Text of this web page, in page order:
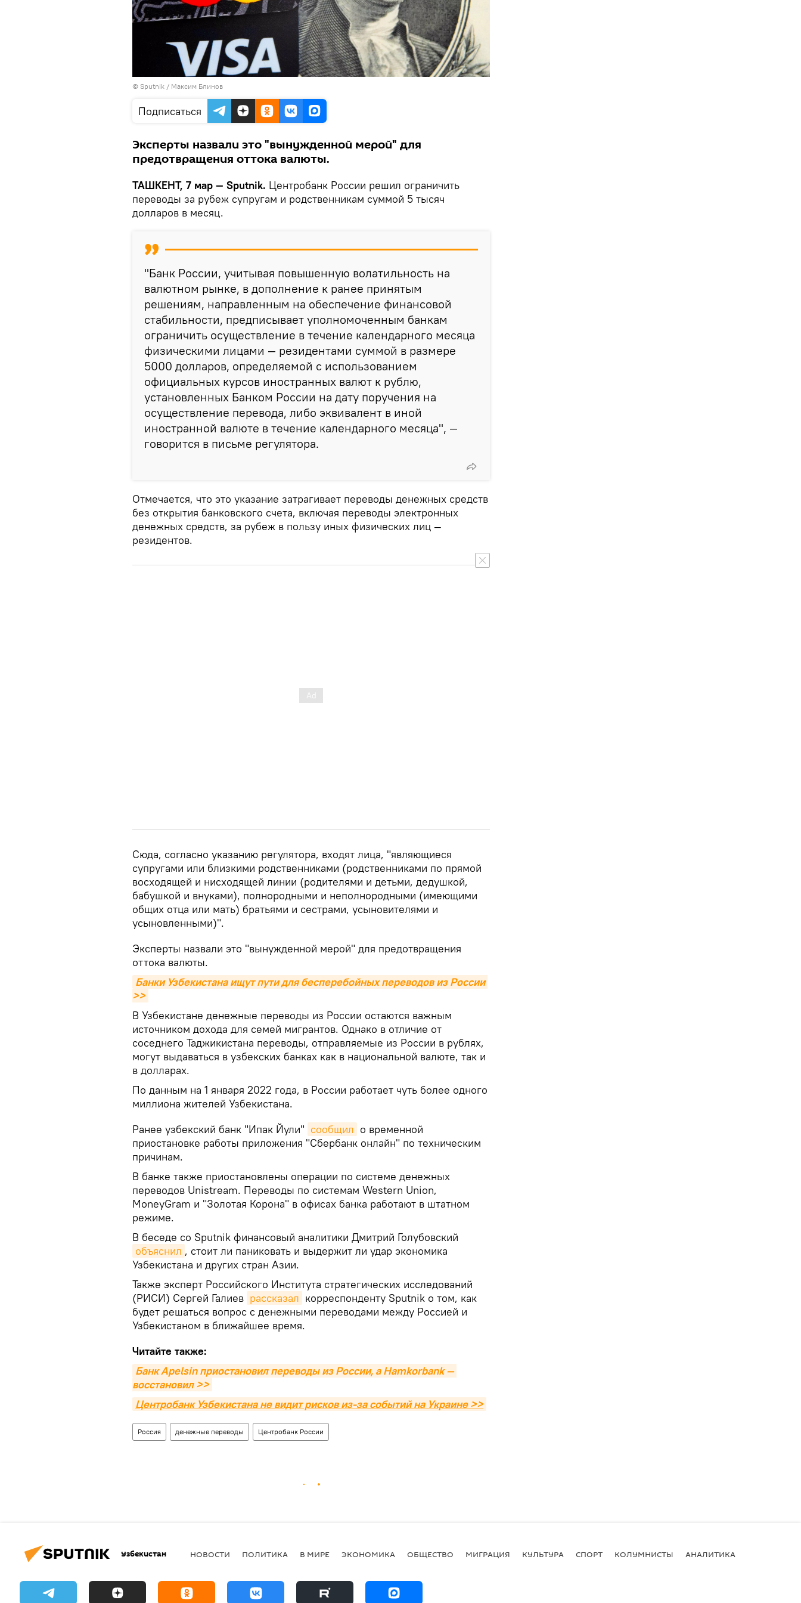
© Sputnik / Максим Блинов
Подписаться
Эксперты назвали это "вынужденной мерой" для
предотвращения оттока валюты.
ТАШКЕНТ, 7 мар — Sputnik. Центробанк России решил ограничить
переводы за рубеж супругам и родственникам суммой 5 тысяч
долларов в месяц.
"Банк России, учитывая повышенную волатильность на
валютном рынке, в дополнение к ранее принятым
решениям, направленным на обеспечение финансовой
стабильности, предписывает уполномоченным банкам
ограничить осуществление в течение календарного месяца
физическими лицами — резидентами суммой в размере
5000 долларов, определяемой с использованием
официальных курсов иностранных валют к рублю,
установленных Банком России на дату поручения на
осуществление перевода, либо эквивалент в иной
иностранной валюте в течение календарного месяца", —
говорится в письме регулятора.
Отмечается, что это указание затрагивает переводы денежных средств
без открытия банковского счета, включая переводы электронных
денежных средств, за рубеж в пользу иных физических лиц —
резидентов.
Сюда, согласно указанию регулятора, входят лица, "являющиеся
супругами или близкими родственниками (родственниками по прямой
восходящей и нисходящей линии (родителями и детьми, дедушкой,
бабушкой и внуками), полнородными и неполнородными (имеющими
общих отца или мать) братьями и сестрами, усыновителями и
усыновленными)".
Эксперты назвали это "вынужденной мерой" для предотвращения
оттока валюты.
Банки Узбекистана ищут пути для бесперебойных переводов из России
>>
В Узбекистане денежные переводы из России остаются важным
источником дохода для семей мигрантов. Однако в отличие от
соседнего Таджикистана переводы, отправляемые из России в рублях,
могут выдаваться в узбекских банках как в национальной валюте, так и
в долларах.
По данным на 1 января 2022 года, в России работает чуть более одного
миллиона жителей Узбекистана.
Ранее узбекский банк "Ипак Йули" сообщил о временной
приостановке работы приложения "Сбербанк онлайн" по техническим
причинам.
В банке также приостановлены операции по системе денежных
переводов Unistream. Переводы по системам Western Union,
MoneyGram и "Золотая Корона" в офисах банка работают в штатном
режиме.
В беседе со Sputnik финансовый аналитики Дмитрий Голубовский
объяснил , стоит ли паниковать и выдержит ли удар экономика
Узбекистана и других стран Азии.
Также эксперт Российского Института стратегических исследований
(РИСИ) Сергей Галиев рассказал корреспонденту Sputnik о том, как
будет решаться вопрос с денежными переводами между Россией и
Узбекистаном в ближайшее время.
Читайте также:
Банк Apelsin приостановил переводы из России, а Hamkorbank —
восстановил >>
Центробанк Узбекистана не видит рисков из-за событий на Украине >>
Россия денежные переводы Центробанк России
Узбекистан НОВОСТИ ПОЛИТИКА В МИРЕ ЭКОНОМИКА ОБЩЕСТВО МИГРАЦИЯ КУЛЬТУРА СПОРТ КОЛУМНИСТЫ АНАЛИТИКА